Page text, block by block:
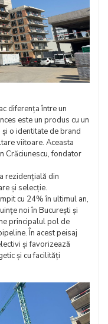
diferența între un
este un produs cu un
o identitate de brand
viitoare. Aceasta
Crăciunescu, fondator
rezidențială din
și selecție.
cu 24% în ultimul an,
noi în București și
principalul pol de
În acest peisaj
și favorizează
și cu facilități